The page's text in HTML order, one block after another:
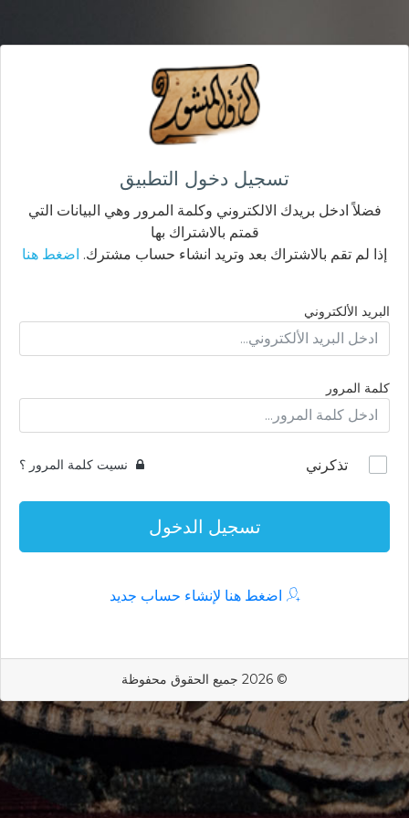
تسجيل دخول التطبيق
فضلاً ادخل بريدك الالكتروني وكلمة المرور وهي البيانات التي
قمتم بالاشتراك بها
إذا لم تقم بالاشتراك بعد وتريد انشاء حساب مشترك. اضغط هنا
البريد الألكتروني
كلمة المرور
تذكرني نسيت كلمة المرور ؟
تسجيل الدخول
اضغط هنا لإنشاء حساب جديد
© 2026 جميع الحقوق محفوظة